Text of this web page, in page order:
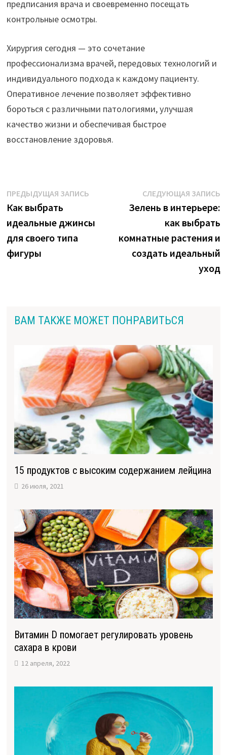
предписания врача и своевременно посещать
контрольные осмотры.
Хирургия сегодня — это сочетание
профессионализма врачей, передовых технологий и
индивидуального подхода к каждому пациенту.
Оперативное лечение позволяет эффективно
бороться с различными патологиями, улучшая
качество жизни и обеспечивая быстрое
восстановление здоровья.
Навигация
по
записям
ПРЕДЫДУЩАЯ ЗАПИСЬПредыдущая
Как выбрать
идеальные джинсы
для своего типа
фигуры
СЛЕДУЮЩАЯ ЗАПИСЬ
Зелень в интерьере:
как выбрать
комнатные растения и
создать идеальный
уход
ВАМ ТАКЖЕ МОЖЕТ ПОНРАВИТЬСЯ
15 продуктов с высоким содержанием лейцина
26 июля, 2021
Витамин D помогает регулировать уровень
сахара в крови
12 апреля, 2022